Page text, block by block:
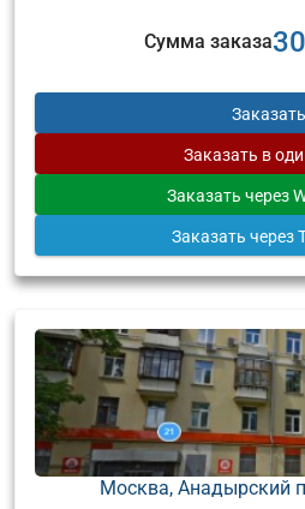
Сумма заказа
Заказать
Заказать в
Заказать через
Заказать через
Москва, Анадырский